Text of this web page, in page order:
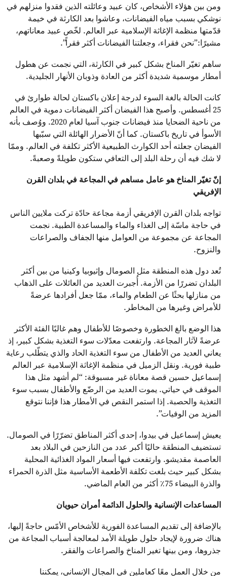
ومن بين هؤلاء الأشخاص، كان عبيد وعائلته الذين فقدوا منزلهم في
نوشكي بسبب مياه الفيضانات، وعاشوا بعد الكارثة في خيمة
قدّمتها منظمة الإغاثة الإسلامية عبر العالم. لخّص عبيد معاناتهم،
مشيرًا:”نحن فقراء، وجعلتنا الفيضانات أكثر فقراً”.
ساهم تغيّر المناخ بشكل كبير في الكارثة، التي نجمت عن هطول
أمطار موسمية شديدة أكثر من العادة وذوبان الأنهار الجليدية.
كانت الحالة بالغة السوء لدرجة إعلان باكستان لحالة طوارئ في
25 أغسطس. وأصبح هذا الفيضان أكثر الفيضانات دموية في العالم
من ناحية الضحايا منذ فيضانات جنوب آسيا لعام 2020. ووُصف بأنه
الأسوأ في تاريخ باكستان. كما أنّ الأضرار الهائلة التي سبّبها
الفيضان جعلته أحد الكوارث الطبيعية الأكثر تكلفة في العالم. وممّا
لا شك فيه أن رحلة البلد إلى التعافي ستكون طويلةً وصعبةً.
إنّ تغيّر المناخ هو عامل مساهم في المجاعة في بلدان القرن
الإفريقي
تواجه بلدان القرن الإفريقي أزمة مجاعة حادّة تركت ملايين الناس
في حاجة ماسّة إلى الغذاء والماء والمساعدة الطبية. نجمت
المجاعة عن مجموعة من العوامل منها الجفاف والصراعات
والنزوح.
تُعد دول هذه المنطقة مثل الصومال وإثيوبيا وكينيا من بين أكثر
البلدان تضررًا من الأزمة. أُجبرت العديد من العائلات على الذهاب
من منازلها بحثًا عن الطعام والماء، ممّا جعل أفرادها عرضةً
للأمراض وغيرها من المخاطر.
هذا الوضع بالغ الخطورة وخصوصًا للأطفال وهم غالبًا الفئة الأكثر
عرضةً لآثار المجاعة. وارتفعت معدّلات سوء التغذية بشكل كبير، إذ
يعاني العديد من الأطفال من سوء التغذية الحاد والذي يتطّلب رعاية
طبية فورية. ونقل الزميل في منظمة الإغاثة الإسلامية عبر العالم
إسماعيل حسين قصة معاناة غير مسبوقة: “لم أشهد مثل هذا
الموقف في حياتي. يموت العديد من الرضّع والأطفال بسبب سوء
التغذية والحصبة. إذا استمر النقص في الأمطار هذا فإننا نتوقع
المزيد من الوفيات”.
يعيش إسماعيل في بيدوا، إحدى أكثر المناطق تضرّرًا في الصومال.
تستضيف المنطقة حاليًا أكبر عدد من النازحين في البلاد بعد
العاصمة مقديشو. وارتفعت فيها أسعار المواد الغذائية المحلية
بشكل كبير حيث بلغت تكلفة الأطعمة الأساسية مثل الذرة الحمراء
والذرة البيضاء 75٪ أكثر من العام الماضي.
المساعدات الإنسانية والحلول الدائمة أمران حيويان
بالإضافة إلى تقديم المساعدة الفورية للأشخاص الأمّس حاجةً إليها،
هناك ضرورة لإيجاد حلول طويلة الأمد لمعالجة أسباب المجاعة من
جذروها، ومن بينها تغير المناخ والصراعات والفقر.
من خلال العمل معًا كعاملين في المجال الإنساني، يمكننا